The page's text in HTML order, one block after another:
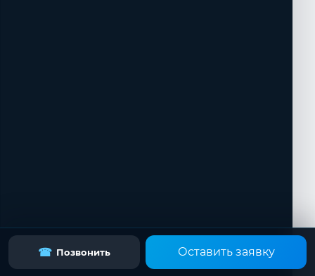
☎ Позвонить Оставить заявку